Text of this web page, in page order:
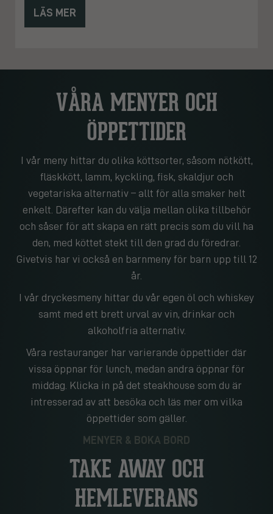
LÄS MER
VÅRA MENYER OCH
ÖPPETTIDER
I vår meny hittar du olika köttsorter, såsom nötkött,
fläskkött, lamm, kyckling, fisk, skaldjur och
vegetariska alternativ – allt för alla smaker helt
enkelt. Därefter kan du välja mellan olika tillbehör
och såser för att skapa en rätt precis som du vill ha
den, med köttet stekt till den grad du föredrar.
Givetvis har vi också en barnmeny för barn upp till 12
år.
I vår dryckesmeny hittar du vår egen öl och whiskey
samt med ett brett urval av vin, drinkar och
alkoholfria alternativ.
Våra restauranger har varierande öppettider där
vissa öppnar för lunch, medan andra öppnar för
middag. Klicka in på det steakhouse som du är
intresserad av att besöka och läs mer om vilka
öppettider som gäller.
MENYER & BOKA BORD
TAKE AWAY OCH
HEMLEVERANS